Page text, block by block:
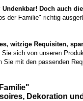
Doch auch
der Familie" richtig
witzige Requisiten,
sich von unseren
Sie mit den passenden
Dekoration